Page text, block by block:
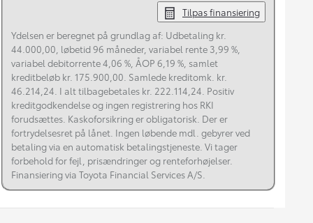
Tilpas finansiering
Ydelsen er beregnet på grundlag af: Udbetaling kr.
44.000,00, løbetid 96 måneder, variabel rente 3,99 %,
variabel debitorrente 4,06 %, ÅOP 6,19 %, samlet
kreditbeløb kr. 175.900,00. Samlede kreditomk. kr.
46.214,24. I alt tilbagebetales kr. 222.114,24. Positiv
kreditgodkendelse og ingen registrering hos RKI
forudsættes. Kaskoforsikring er obligatorisk. Der er
fortrydelsesret på lånet. Ingen løbende mdl. gebyrer ved
betaling via en automatisk betalingstjeneste. Vi tager
forbehold for fejl, prisændringer og renteforhøjelser.
Finansiering via Toyota Financial Services A/S.